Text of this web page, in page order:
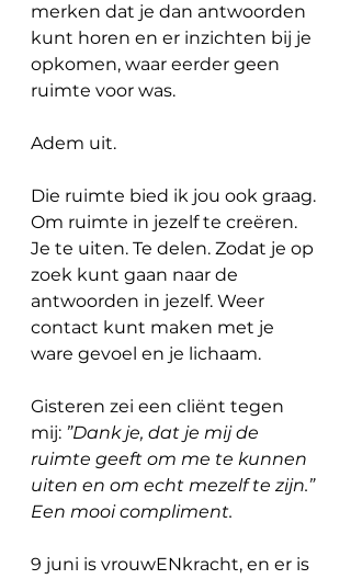
merken dat je dan antwoorden
kunt horen en er inzichten bij je
opkomen, waar eerder geen
ruimte voor was.
Adem uit.
Die ruimte bied ik jou ook graag.
Om ruimte in jezelf te creëren.
Je te uiten. Te delen. Zodat je op
zoek kunt gaan naar de
antwoorden in jezelf. Weer
contact kunt maken met je
ware gevoel en je lichaam.
Gisteren zei een cliënt tegen
mij: ”Dank je, dat je mij de
ruimte geeft om me te kunnen
uiten en om echt mezelf te zijn.”
Een mooi compliment.
9 juni is vrouwENkracht, en er is